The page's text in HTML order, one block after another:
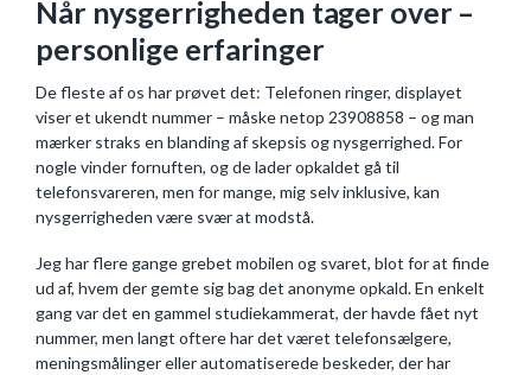
Når nysgerrigheden tager over –
personlige erfaringer
De fleste af os har prøvet det: Telefonen ringer, displayet
viser et ukendt nummer – måske netop 23908858 – og man
mærker straks en blanding af skepsis og nysgerrighed. For
nogle vinder fornuften, og de lader opkaldet gå til
telefonsvareren, men for mange, mig selv inklusive, kan
nysgerrigheden være svær at modstå.
Jeg har flere gange grebet mobilen og svaret, blot for at finde
ud af, hvem der gemte sig bag det anonyme opkald. En enkelt
gang var det en gammel studiekammerat, der havde fået nyt
nummer, men langt oftere har det været telefonsælgere,
meningsmålinger eller automatiserede beskeder, der har